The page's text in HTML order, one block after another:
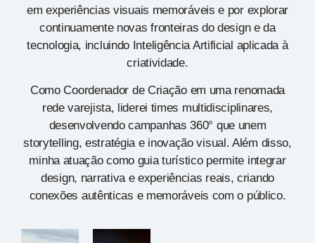
em experiências visuais memoráveis e por explorar
continuamente novas fronteiras do design e da
tecnologia, incluindo Inteligência Artificial aplicada à
criatividade.
Como Coordenador de Criação em uma renomada
rede varejista, liderei times multidisciplinares,
desenvolvendo campanhas 360° que unem
storytelling, estratégia e inovação visual. Além disso,
minha atuação como guia turístico permite integrar
design, narrativa e experiências reais, criando
conexões autênticas e memoráveis com o público.